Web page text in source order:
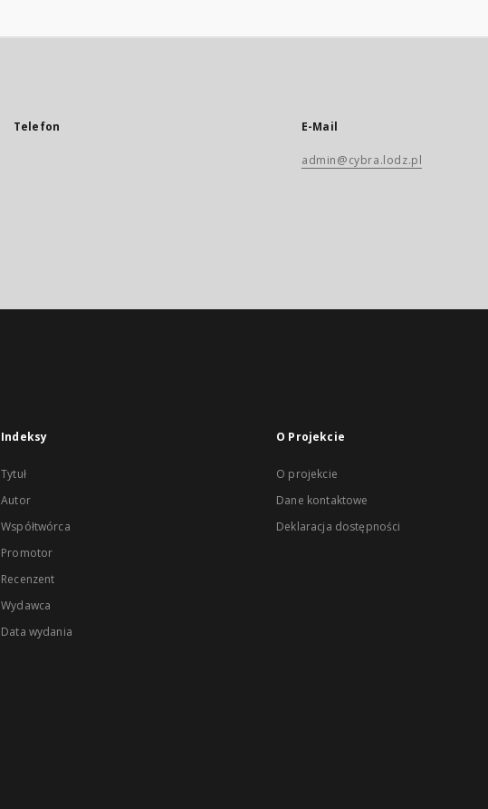
Telefon E-Mail
admin@cybra.lodz.pl
Indeksy
Tytuł
Autor
Współtwórca
Promotor
Recenzent
Wydawca
Data wydania
O Projekcie
O projekcie
Dane kontaktowe
Deklaracja dostępności